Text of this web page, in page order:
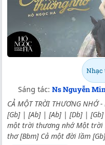
Nhạc
Sáng tác: Ns Nguyễn
CẢ MỘT TRỜI THƯƠNG
[Gb] | [Ab] | [Ab] | [Db] |
một trời thương nhớ Một trời
thơ [Bbm] Cả một đời lầm